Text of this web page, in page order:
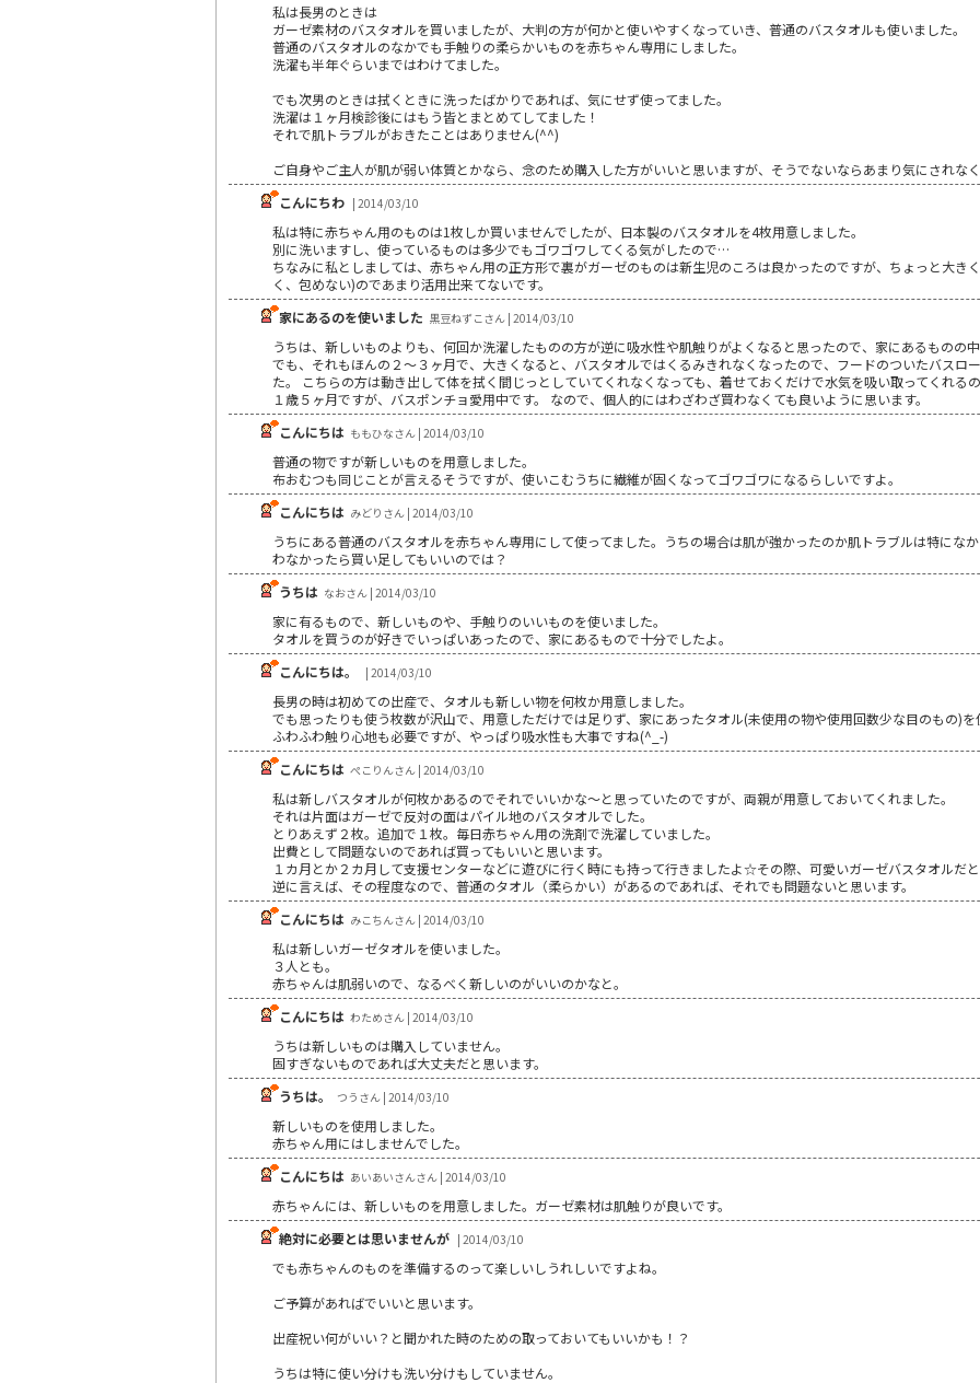
私は長男のときは
ガーゼ素材のバスタオルを買いましたが、大判の方が何かと使いやすくなっていき、普通のバスタオルも使いました。
普通のバスタオルのなかでも手触りの柔らかいものを赤ちゃん専用にしました。
洗濯も半年ぐらいまではわけてました。
でも次男のときは拭くときに洗ったばかりであれば、気にせず使ってました。
洗濯は１ヶ月検診後にはもう皆とまとめてしてました！
それで肌トラブルがおきたことはありません(^^)
ご自身やご主人が肌が弱い体質とかなら、念のため購入した方がいいと思いますが、そうでないならあまり気にされな
こんにちわ | 2014/03/10
私は特に赤ちゃん用のものは1枚しか買いませんでしたが、日本製のバスタオルを4枚用意しました。
別に洗いますし、使っているものは多少でもゴワゴワしてくる気がしたので…
ちなみに私としましては、赤ちゃん用の正方形で裏がガーゼのものは新生児のころは良かったのですが、ちょっと大き
く、包めない)のであまり活用出来てないです。
家にあるのを使いました 黒豆ねずこさん | 2014/03/10
うちは、新しいものよりも、何回か洗濯したものの方が逆に吸水性や肌触りがよくなると思ったので、家にあるものの
でも、それもほんの２～３ヶ月で、大きくなると、バスタオルではくるみきれなくなったので、フードのついたバスロ
た。 こちらの方は動き出して体を拭く間じっとしていてくれなくなっても、着せておくだけで水気を吸い取ってくれる
１歳５ヶ月ですが、バスポンチョ愛用中です。 なので、個人的にはわざわざ買わなくても良いように思います。
こんにちは ももひなさん | 2014/03/10
普通の物ですが新しいものを用意しました。
布おむつも同じことが言えるそうですが、使いこむうちに繊維が固くなってゴワゴワになるらしいですよ。
こんにちは みどりさん | 2014/03/10
うちにある普通のバスタオルを赤ちゃん専用にして使ってました。うちの場合は肌が強かったのか肌トラブルは特にな
わなかったら買い足してもいいのでは？
うちは なおさん | 2014/03/10
家に有るもので、新しいものや、手触りのいいものを使いました。
タオルを買うのが好きでいっぱいあったので、家にあるもので十分でしたよ。
こんにちは。
| 2014/03/10
長男の時は初めての出産で、タオルも新しい物を何枚か用意しました。
でも思ったりも使う枚数が沢山で、用意しただけでは足りず、家にあったタオル(未使用の物や使用回数少な目のもの)を
ふわふわ触り心地も必要ですが、やっぱり吸水性も大事ですね(^_-)
こんにちは ぺこりんさん | 2014/03/10
私は新しバスタオルが何枚かあるのでそれでいいかな～と思っていたのですが、両親が用意しておいてくれました。
それは片面はガーゼで反対の面はパイル地のバスタオルでした。
とりあえず２枚。追加で１枚。毎日赤ちゃん用の洗剤で洗濯していました。
出費として問題ないのであれば買ってもいいと思います。
１カ月とか２カ月して支援センターなどに遊びに行く時にも持って行きましたよ☆その際、可愛いガーゼバスタオルだ
逆に言えば、その程度なので、普通のタオル（柔らかい）があるのであれば、それでも問題ないと思います。
こんにちは みこちんさん | 2014/03/10
私は新しいガーゼタオルを使いました。
３人とも。
赤ちゃんは肌弱いので、なるべく新しいのがいいのかなと。
こんにちは わためさん | 2014/03/10
うちは新しいものは購入していません。
固すぎないものであれば大丈夫だと思います。
うちは。
つうさん | 2014/03/10
新しいものを使用しました。
赤ちゃん用にはしませんでした。
こんにちは あいあいさんさん | 2014/03/10
赤ちゃんには、新しいものを用意しました。ガーゼ素材は肌触りが良いです。
絶対に必要とは思いませんが | 2014/03/10
でも赤ちゃんのものを準備するのって楽しいしうれしいですよね。
ご予算があればでいいと思います。
出産祝い何がいい？と聞かれた時のための取っておいてもいいかも！？
うちは特に使い分けも洗い分けもしていません。